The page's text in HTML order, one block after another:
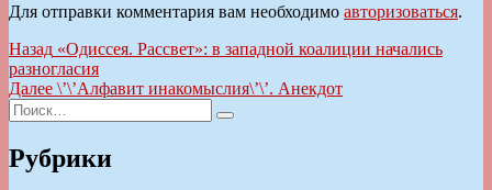
Для отправки комментария вам необходимо авторизоваться.
Навигация
по
записям
Назад Предыдущая
запись:
«Одиссея. Рассвет»: в западной коалиции начались
разногласия
Далее Следующая
\’\’Алфавит инакомыслия\’\’. Анекдот
Искать:
Поиск
Рубрики